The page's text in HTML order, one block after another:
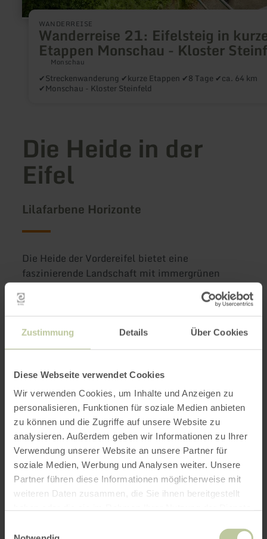
Zustimmung Details Über Cookies
Diese Webseite verwendet Cookies
Wir verwenden Cookies, um Inhalte und Anzeigen zu
personalisieren, Funktionen für soziale Medien anbieten
zu können und die Zugriffe auf unsere Website zu
analysieren. Außerdem geben wir Informationen zu Ihrer
Verwendung unserer Website an unsere Partner für
soziale Medien, Werbung und Analysen weiter. Unsere
Partner führen diese Informationen möglicherweise mit
weiteren Daten zusammen, die Sie ihnen bereitgestellt
WANDERREISE
Wanderreise 21: Eifelsteig in
Etappen Monschau - Kloster
Monschau
✔Streckenwanderung ✔kurze Etappen ✔8 Tage ✔ca. 64 km
✔Monschau - Kloster Steinfeld
Die Heide in der
Eifel
Lilafarbene Horizonte
Die Heide der Vordereifel bietet eine
faszinierende Landschaft mit immergrünen
Heidegräsern. Wacholderbäume sind
einzigartige Gewächse: Robust und doch
zypressenschlank, würzige Zutat für edle
Köstlichkeiten. Und er wächst dort, wo es weite
Heidelandschaft durch eine besondere Form der
Landbewirtschaftung bis zum Ende der 1950er
Jahre, der sogenannten "Schiffelwirtschaft".
Vor allem im August und September - dann
liefern sich die kleinen lila Blüten der
Heidegräser mit dem grünen Wacholder ein
wunderschönes Farbenspiel.
Mit etwas Glück begegnet man seltenen